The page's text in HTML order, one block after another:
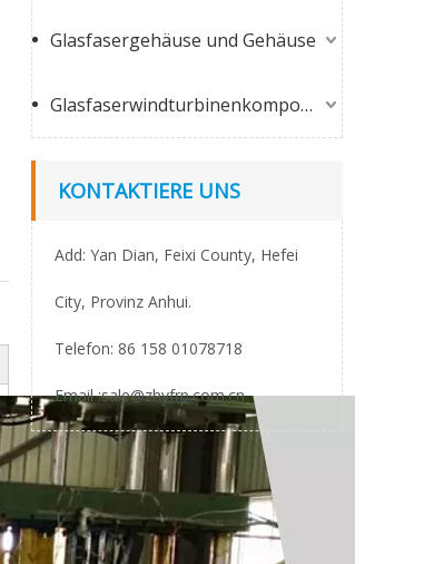
Glasfasergehäuse und Gehäuse
Glasfaserwindturbinenkomponenten
KONTAKTIERE UNS
Add: Yan Dian, Feixi County, Hefei
City, Provinz Anhui.
Telefon: 86 158 01078718
Email :sale@zhyfrp.com.cn